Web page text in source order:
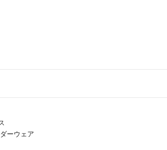
ーウェア